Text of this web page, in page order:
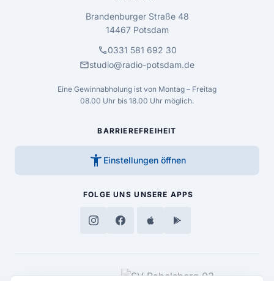
Brandenburger Straße 48
14467 Potsdam
call0331 581 692 30
mailstudio@radio-potsdam.de
Eine Gewinnabholung ist von Montag – Freitag
08.00 Uhr bis 18.00 Uhr möglich.
BARRIEREFREIHEIT
accessibility_new Einstellungen öffnen
FOLGE UNS UNSERE APPS
MEDIENPARTNER